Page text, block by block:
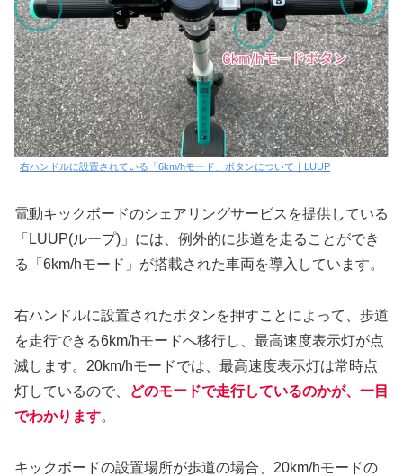
右ハンドルに設置されている「6km/hモード」ボタンについて｜LUUP
電動キックボードのシェアリングサービスを提供している
「LUUP(ループ)」には、例外的に歩道を走ることができ
る「6km/hモード」が搭載された車両を導入しています。
右ハンドルに設置されたボタンを押すことによって、歩道
を走行できる6km/hモードへ移行し、最高速度表示灯が点
滅します。20km/hモードでは、最高速度表示灯は常時点
灯しているので、
どのモードで走行しているのかが、一目
でわかります。
キックボードの設置場所が歩道の場合、20km/hモードの